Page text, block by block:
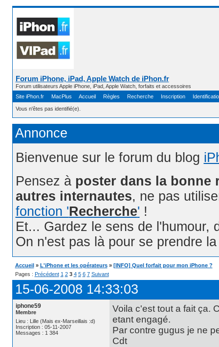
Forum iPhone, iPad, Apple Watch de iPhon.fr
Forum utilisateurs Apple iPhone, iPad, Apple Watch, forfaits et accessoires
Site iPhon.fr
MacPlus Accueil Règles Recherche Inscription
Vous n'êtes pas identifié(e).
Annonce
Bienvenue sur le forum du blog
Pensez à poster dans la bonne
autres internautes, ne pas
fonction 'Recherche' !
Et... Gardez le sens de l'humour,
On n'est pas là pour se prendre
Accueil » L'iPhone et les opérateurs » [INFO] Quel forfait pour mon iPhone ?
Pages : Précédent 1 2 3 4 5 6 7 Suivant
15-06-2008 14:33:03
iphone59
Membre
Lieu : Lille (Mais ex-Marseillais :d)
Inscription : 05-11-2007
Messages : 1 384
Voila c'est tout a fait ça.
etant engagé.
Par contre gugus je ne
Cdt